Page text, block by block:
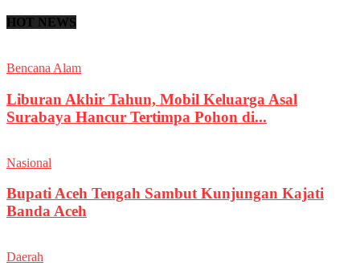
HOT NEWS
Bencana Alam
Liburan Akhir Tahun, Mobil Keluarga Asal
Surabaya Hancur Tertimpa Pohon di...
Nasional
Bupati Aceh Tengah Sambut Kunjungan Kajati
Banda Aceh
Daerah